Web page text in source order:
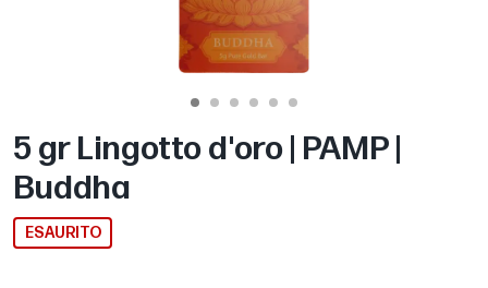
5 gr Lingotto d'oro | PAMP |
Buddha
ESAURITO